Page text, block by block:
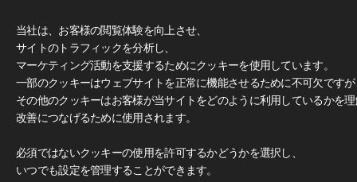
Deco Film
当社は、お客様の閲覧体験を向上させ、
サイトのトラフィックを分析し、
マーケティング活動を支援するためにクッキーを使用しています。
一部のクッキーはウェブサイトを正常に機能させるために不可欠です
その他のクッキーはお客様が当サイトをどのように利用しているかを
改善につなげるために使用されます。
必須ではないクッキーの使用を許可するかどうかを選択し、
いつでも設定を管理することができます。